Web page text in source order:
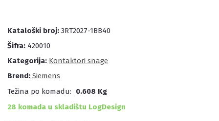
Kataloški broj: 3RT2027-1BB40
Šifra: 420010
Kategorija: Kontaktori snage
Brend: Siemens
Težina po komadu:
0.608 Kg
28 komada u skladištu LogDesign